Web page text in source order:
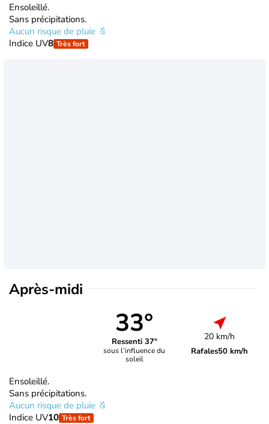
Ensoleillé.
Sans précipitations.
Aucun risque de pluie
Indice UV8 Très fort
Après-midi
33°
Ressenti 37°
sous l’influence du
soleil
20 km/h
Rafales50 km/h
Ensoleillé.
Sans précipitations.
Aucun risque de pluie
Indice UV10 Très fort